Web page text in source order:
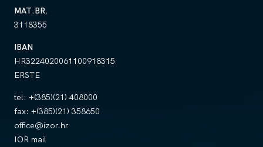
MAT.BR.
3118355
IBAN
HR3224020061100918315
ERSTE
tel: +(385)(21) 408000
fax: +(385)(21) 358650
office@izor.hr
IOR mail